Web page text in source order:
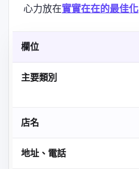
心力放在實實在在的最佳化
欄位
主要類別
店名
地址、電話